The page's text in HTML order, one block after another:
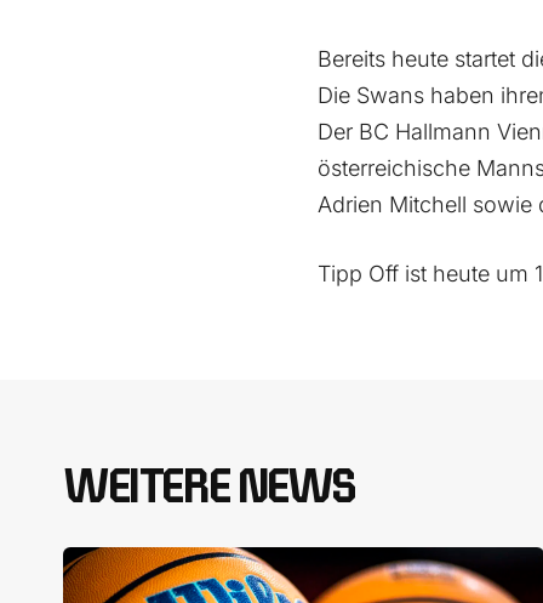
Bereits heute startet
Die Swans haben
Der BC Hallmann
österreichische
Adrien Mitchell sowie
Tipp Off ist heute um
WEITERE NEWS